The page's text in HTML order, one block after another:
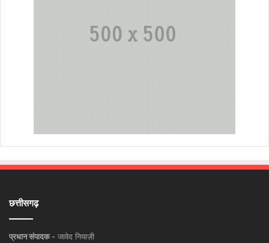
छत्तीसगढ़
प्रधान संपादक - जावेद नियाज़ी